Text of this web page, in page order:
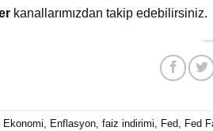
kanallarımızdan takip edebilirsiniz.
Ekonomi, Enflasyon,faiz indirimi, Fed, Fed